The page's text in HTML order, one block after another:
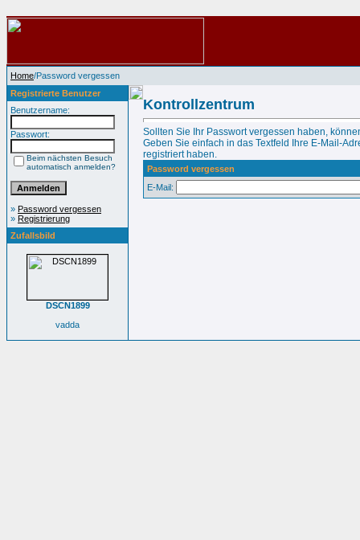
Home/Password vergessen
Registrierte Benutzer
Benutzername:
Passwort:
Beim nächsten Besuch
automatisch anmelden?
» Password vergessen
» Registrierung
Zufallsbild
DSCN1899
vadda
Kontrollzentrum
Sollten Sie Ihr Passwort vergessen haben,
Geben Sie einfach in das Textfeld Ihre E-Mail-
registriert haben.
Password vergessen
E-Mail: